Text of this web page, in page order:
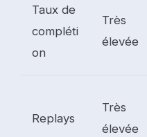
Taux de
compléti
on
Très
élevée
Replays
Très
élevée